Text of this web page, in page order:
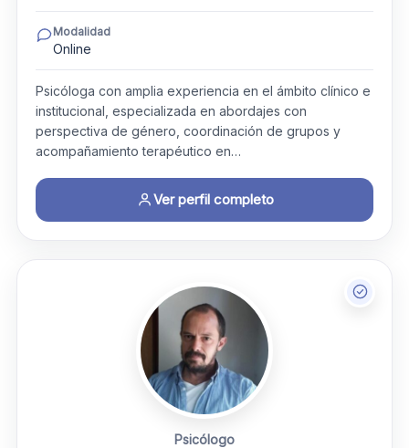
Modalidad
Online
Psicóloga con amplia experiencia en el ámbito clínico e
institucional, especializada en abordajes con
perspectiva de género, coordinación de grupos y
acompañamiento terapéutico en…
Ver perfil completo
Psicólogo